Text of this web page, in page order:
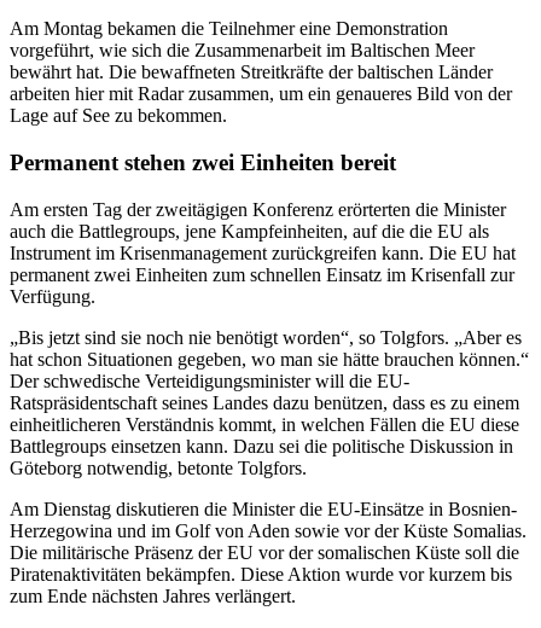
Am Montag bekamen die Teilnehmer eine Demonstration
vorgeführt, wie sich die Zusammenarbeit im Baltischen Meer
bewährt hat. Die bewaffneten Streitkräfte der baltischen Länder
arbeiten hier mit Radar zusammen, um ein genaueres Bild von der
Lage auf See zu bekommen.
Permanent stehen zwei Einheiten bereit
Am ersten Tag der zweitägigen Konferenz erörterten die Minister
auch die Battlegroups, jene Kampfeinheiten, auf die die EU als
Instrument im Krisenmanagement zurückgreifen kann. Die EU hat
permanent zwei Einheiten zum schnellen Einsatz im Krisenfall zur
Verfügung.
„Bis jetzt sind sie noch nie benötigt worden“, so Tolgfors. „Aber es
hat schon Situationen gegeben, wo man sie hätte brauchen können.“
Der schwedische Verteidigungsminister will die EU-
Ratspräsidentschaft seines Landes dazu benützen, dass es zu einem
einheitlicheren Verständnis kommt, in welchen Fällen die EU diese
Battlegroups einsetzen kann. Dazu sei die politische Diskussion in
Göteborg notwendig, betonte Tolgfors.
Am Dienstag diskutieren die Minister die EU-Einsätze in Bosnien-
Herzegowina und im Golf von Aden sowie vor der Küste Somalias.
Die militärische Präsenz der EU vor der somalischen Küste soll die
Piratenaktivitäten bekämpfen. Diese Aktion wurde vor kurzem bis
zum Ende nächsten Jahres verlängert.